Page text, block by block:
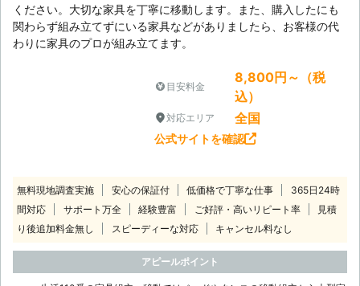
ください。大切な家具を丁寧に移動します。また、購入したにも
関わらず組み立てずにいる家具などがありましたら、お客様の代
わりに家具のプロが組み立てます。
目安料金
8,800円～（税
込）
対応エリア 全国
公式サイトを確認
無料現地調査実施 安心の保証付 低価格で丁寧な仕事
365日24時
間対応
サポート万全 経験豊富 ご好評・高いリピート率
見積
り後追加料金無し
スピーディーな対応 キャンセル料なし
アピールポイント